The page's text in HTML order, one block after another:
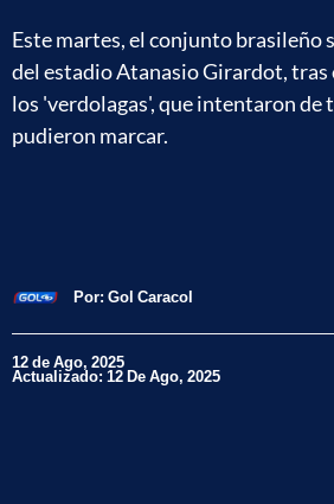
Este martes, el conjunto brasileño
del estadio Atanasio Girardot, tras
los 'verdolagas', que intentaron de
pudieron marcar.
Por: Gol Caracol
12 de Ago, 2025
Actualizado: 12 De Ago, 2025